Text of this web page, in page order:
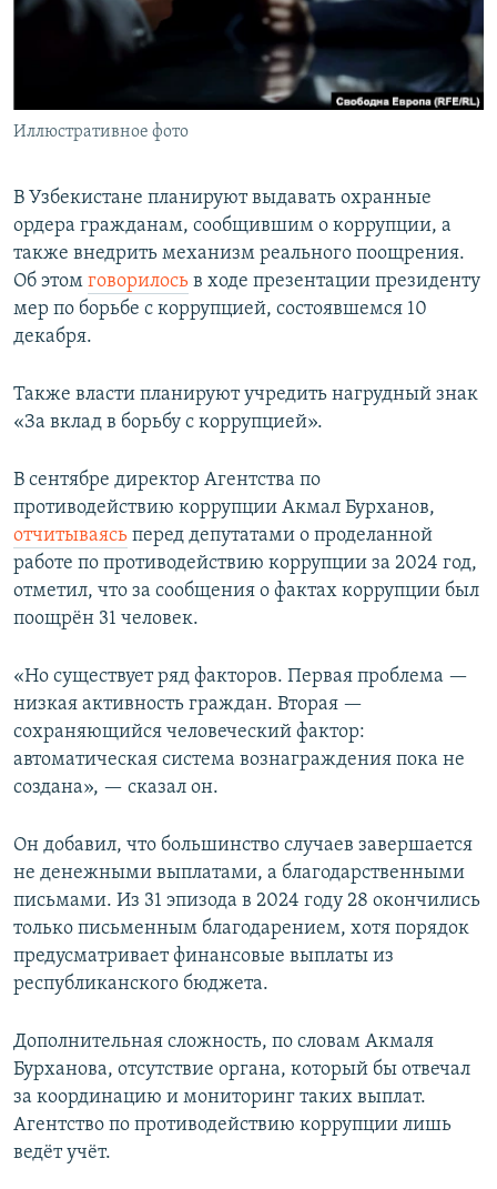
Иллюстративное фото
В Узбекистане планируют выдавать охранные
ордера гражданам, сообщившим о коррупции, а
также внедрить механизм реального поощрения.
Об этом говорилось в ходе презентации президенту
мер по борьбе с коррупцией, состоявшемся 10
декабря.
Также власти планируют учредить нагрудный знак
«За вклад в борьбу с коррупцией».
В сентябре директор Агентства по
противодействию коррупции Акмал Бурханов,
отчитываясь перед депутатами о проделанной
работе по противодействию коррупции за 2024 год,
отметил, что за сообщения о фактах коррупции был
поощрён 31 человек.
«Но существует ряд факторов. Первая проблема —
низкая активность граждан. Вторая —
сохраняющийся человеческий фактор:
автоматическая система вознаграждения пока не
создана», — сказал он.
Он добавил, что большинство случаев завершается
не денежными выплатами, а благодарственными
письмами. Из 31 эпизода в 2024 году 28 окончились
только письменным благодарением, хотя порядок
предусматривает финансовые выплаты из
республиканского бюджета.
Дополнительная сложность, по словам Акмаля
Бурханова, отсутствие органа, который бы отвечал
за координацию и мониторинг таких выплат.
Агентство по противодействию коррупции лишь
ведёт учёт.